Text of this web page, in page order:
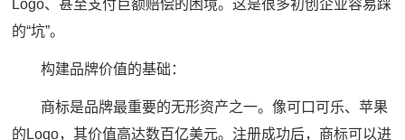
Logo、甚至支付巨额赔偿的困境。这是很多初创企业容易踩
的“坑”。
构建品牌价值的基础：
商标是品牌最重要的无形资产之一。像可口可乐、苹果
的Logo，其价值高达数百亿美元。注册成功后，商标可以进